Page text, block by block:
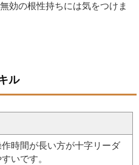
効の根性持ちには気をつけま
ル
時間が長い方が十字リーダ
いです。